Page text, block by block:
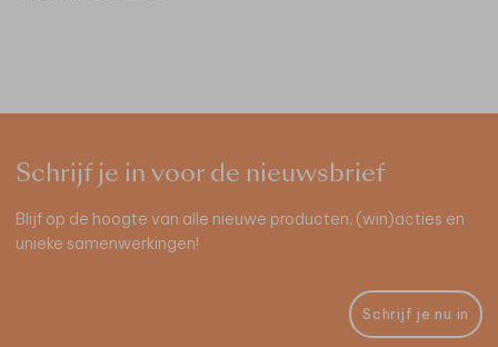
Schrijf je in voor de nieuwsbrief
Blijf op de hoogte van alle nieuwe producten, (win)acties en
unieke samenwerkingen!
Schrijf je nu in